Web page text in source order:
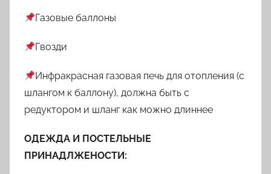
Газовые баллоны
Гвозди
Инфракрасная газовая печь для отопления (с
шлангом к баллону), должна быть с
редуктором и шланг как можно длиннее
ОДЕЖДА И ПОСТЕЛЬНЫЕ
ПРИНАДЛЖЕНОСТИ: